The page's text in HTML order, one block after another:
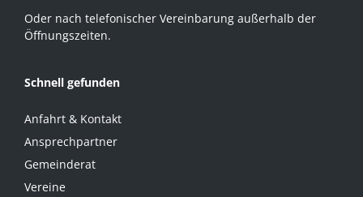
Oder nach telefonischer Vereinbarung außerhalb der
Öffnungszeiten.
Schnell gefunden
Anfahrt & Kontakt
Ansprechpartner
Gemeinderat
Vereine